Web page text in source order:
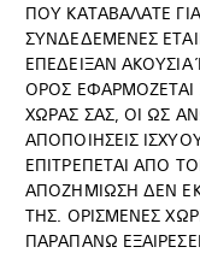
ΠΟΥ ΚΑΤΑΒΑΛΑΤΕ
ΣΥΝΔΕΔΕΜΕΝΕΣ
ΕΠΕΔΕΙΞΑΝ
ΟΡΟΣ ΕΦΑΡΜΟΖΕΤΑΙ
ΧΩΡΑΣ ΣΑΣ, ΟΙ ΩΣ
ΑΠΟΠΟΙΗΣΕΙΣ
ΕΠΙΤΡΕΠΕΤΑΙ ΑΠΟ
ΑΠΟΖΗΜΙΩΣΗ ΔΕΝ
ΤΗΣ. ΟΡΙΣΜΕΝΕΣ
ΠΑΡΑΠΑΝΩ